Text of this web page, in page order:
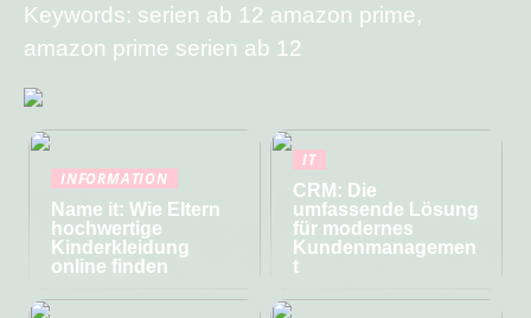
Keywords: serien ab 12 amazon prime,
amazon prime serien ab 12
INFORMATION
Name it: Wie Eltern
hochwertige
Kinderkleidung
online finden
IT
CRM: Die
umfassende Lösung
für modernes
Kundenmanagemen
t